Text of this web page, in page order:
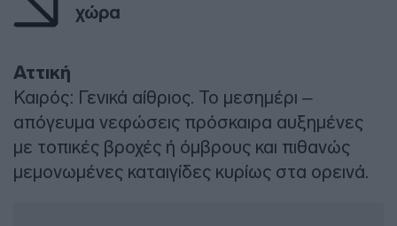
χώρα
Αττική
Καιρός: Γενικά αίθριος. Το μεσημέρι –
απόγευμα νεφώσεις πρόσκαιρα αυξημένες
με τοπικές βροχές ή όμβρους και πιθανώς
μεμονωμένες καταιγίδες κυρίως στα ορεινά.